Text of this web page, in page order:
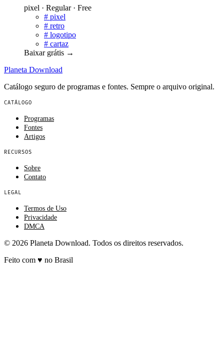
pixel · Regular · Free
# pixel
# retro
# logotipo
# cartaz
Baixar grátis →
Planeta Download
Catálogo seguro de programas e fontes. Sempre o arquivo original.
CATÁLOGO
Programas
Fontes
Artigos
RECURSOS
Sobre
Contato
LEGAL
Termos de Uso
Privacidade
DMCA
© 2026 Planeta Download. Todos os direitos reservados.
Feito com ♥ no Brasil